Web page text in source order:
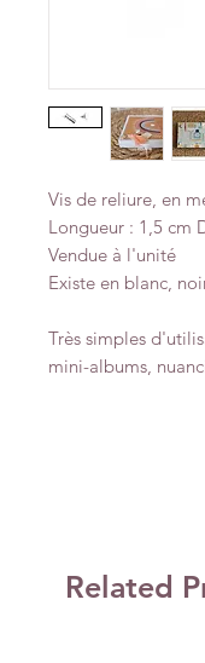
Vis de reliure, en
Longueur : 1,5 cm
Vendue à l'unité
Existe en blanc,
Très simples
mini-albums,
Related